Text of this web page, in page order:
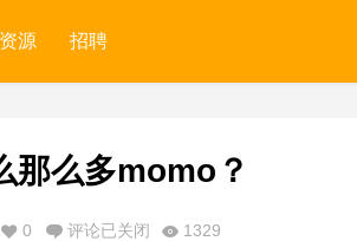
资源 招聘
那么多momo？
0 评论已关闭 1329